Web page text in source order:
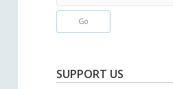
e
h
SUPPORT US